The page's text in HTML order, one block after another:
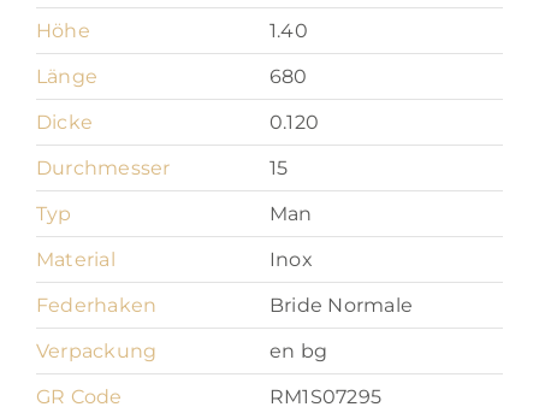
Höhe
1.40
Länge
680
Dicke
0.120
Durchmesser
15
Typ
Man
Material
Inox
Federhaken
Bride Normale
Verpackung
en bg
GR Code
RM1S07295